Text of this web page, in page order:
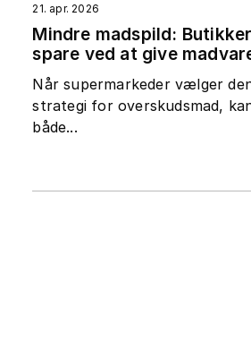
21. apr. 2026
Mindre madspild:
spare ved at give
Når supermarkeder vælger
strategi for overskudsmad,
både...